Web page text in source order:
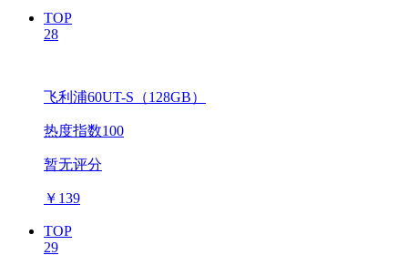
TOP
28
飞利浦60UT-S（128GB）
热度指数100
暂无评分
￥ 139
TOP
29